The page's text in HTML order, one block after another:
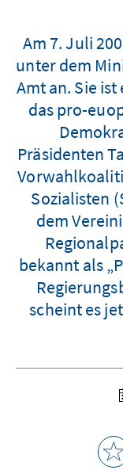
Am 7. Juli
unter dem
Amt an. Sie
das pro-
Präsidenten
Sozialisten
dem
bekannt als
scheint es